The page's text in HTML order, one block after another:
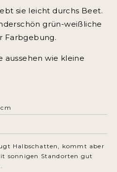
sie leicht durchs Beet.
grün-weißliche
Farbgebung.
aussehen wie kleine
Halbschatten, kommt aber
sonnigen Standorten gut